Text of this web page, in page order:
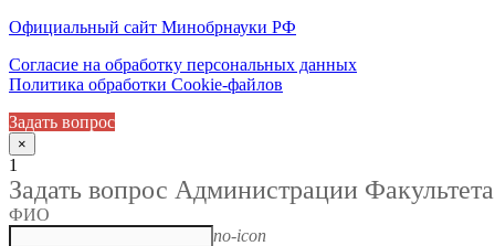
Официальный сайт Минобрнауки РФ
Согласие на обработку персональных данных
Политика обработки Cookie-файлов
Задать вопрос
×
1
Задать вопрос Администрации Факультета
ФИО
no-icon